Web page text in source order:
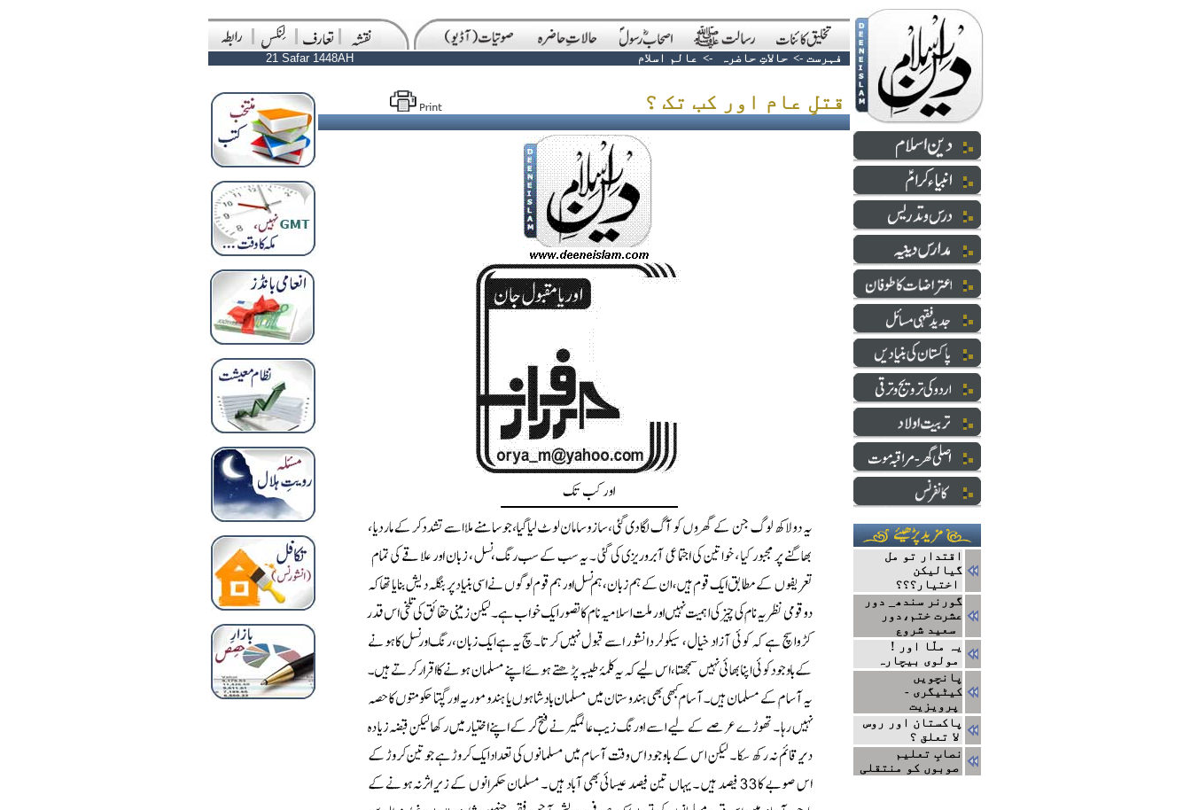
21 Safar 1448AH فہرست ->حالاتِ حاضرہ -> عالم اسلام
اقتدار تو مل
گیالیکن
اختیار؟؟؟
گورنر سندھ_ دور
عشرت ختم،دور
سعید شروع
! یہ ملّا اور
مولوی بیچارہ
پانچویں
کیٹیگری -
پرویزیت
پاکستان اور روس
لا تعلق ؟
نصابِ تعلیم
صوبوں کو منتقلی